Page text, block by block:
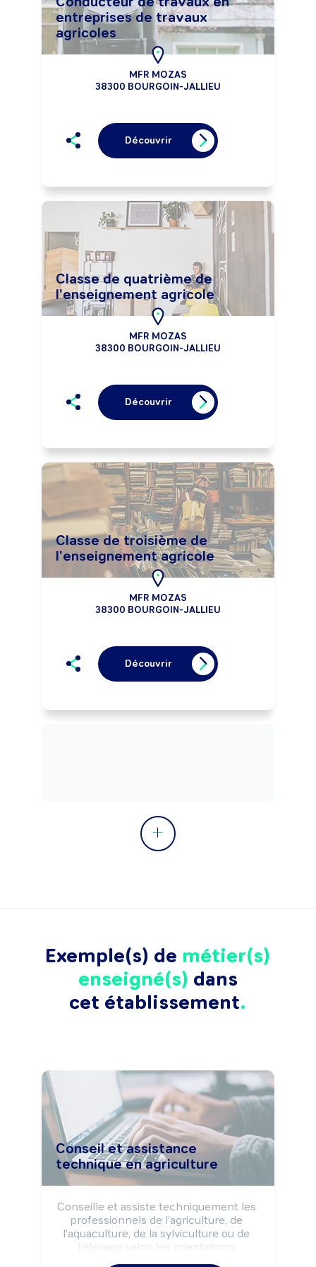
entreprises de travaux
agricoles
MFR MOZAS
38300 BOURGOIN-JALLIEU
Découvrir
Classe de quatrième de
l'enseignement agricole
MFR MOZAS
38300 BOURGOIN-JALLIEU
Découvrir
Classe de troisième de
l'enseignement agricole
MFR MOZAS
38300 BOURGOIN-JALLIEU
Découvrir
Exemple(s) de métier(s)
enseigné(s) dans
cet établissement
Conseil et assistance
technique en agriculture
Conseille et assiste techniquement les
professionnels de l'agriculture, de
l'aquaculture, de la sylviculture ou de
l'élevage selon les orientations